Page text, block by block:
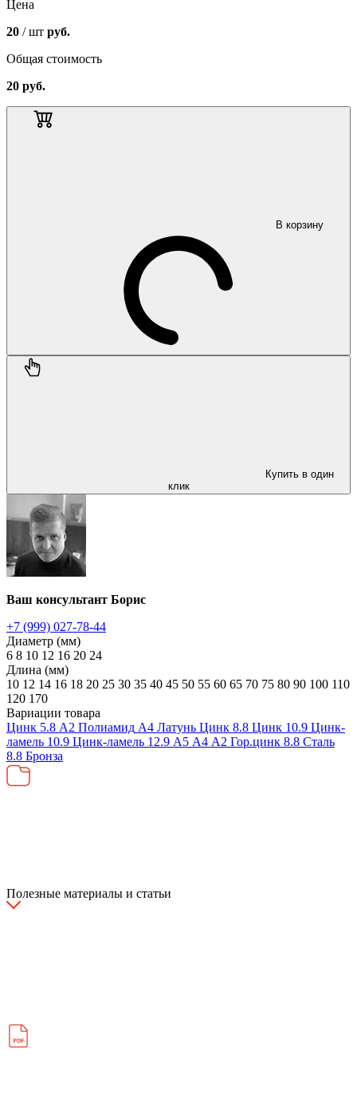
Цена
20 / шт руб.
Общая стоимость
20 руб.
В корзину
Купить в один
клик
Ваш консультант Борис
+7 (999) 027-78-44
Диаметр (мм)
6 8 10 12 16 20 24
Длина (мм)
10 12 14 16 18 20 25 30 35 40 45 50 55 60 65 70 75 80 90 100 110
120 170
Вариации товара
Цинк 5.8 А2 Полиамид А4 Латунь Цинк 8.8 Цинк 10.9 Цинк-
ламель 10.9 Цинк-ламель 12.9 А5 А4 А2 Гор.цинк 8.8 Сталь
8.8 Бронза
Полезные материалы и статьи